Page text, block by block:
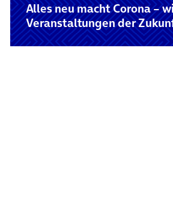
Alles neu macht Corona –
Veranstaltungen der